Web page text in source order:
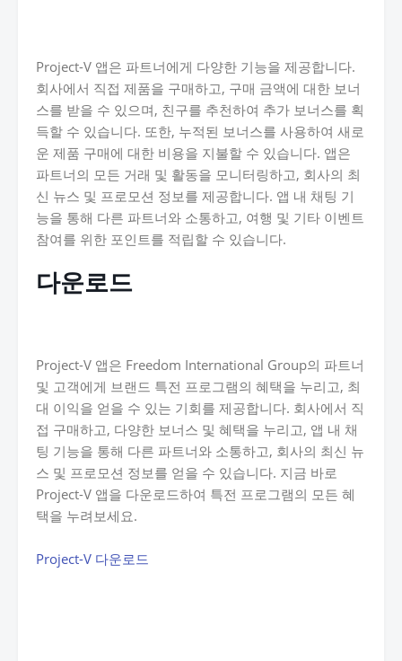
Project-V 앱은 파트너에게 다양한 기능을 제공합니다.
회사에서 직접 제품을 구매하고, 구매 금액에 대한 보너
스를 받을 수 있으며, 친구를 추천하여 추가 보너스를 획
득할 수 있습니다. 또한, 누적된 보너스를 사용하여 새로
운 제품 구매에 대한 비용을 지불할 수 있습니다. 앱은
파트너의 모든 거래 및 활동을 모니터링하고, 회사의 최
신 뉴스 및 프로모션 정보를 제공합니다. 앱 내 채팅 기
능을 통해 다른 파트너와 소통하고, 여행 및 기타 이벤트
참여를 위한 포인트를 적립할 수 있습니다.
다운로드
Project-V 앱은 Freedom International Group의 파트너
및 고객에게 브랜드 특전 프로그램의 혜택을 누리고, 최
대 이익을 얻을 수 있는 기회를 제공합니다. 회사에서 직
접 구매하고, 다양한 보너스 및 혜택을 누리고, 앱 내 채
팅 기능을 통해 다른 파트너와 소통하고, 회사의 최신 뉴
스 및 프로모션 정보를 얻을 수 있습니다. 지금 바로
Project-V 앱을 다운로드하여 특전 프로그램의 모든 혜
택을 누려보세요.
Project-V 다운로드